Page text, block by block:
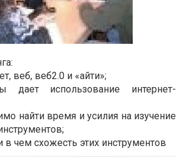
веб, веб2.0 и «айти»;
использование интернет-
найти время и усилия на изучение
в чем схожесть этих инструментов